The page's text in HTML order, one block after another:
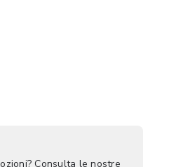
Consulta le nostre